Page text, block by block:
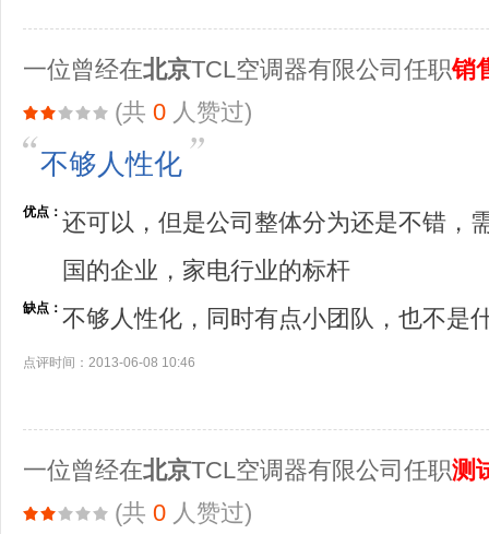
一位曾经在北京TCL空调器有限公司任职销
(共 0 人赞过)
不够人性化
优点： 还可以，但是公司整体分为还是不错，
国的企业，家电行业的标杆
缺点： 不够人性化，同时有点小团队，也不是
点评时间：2013-06-08 10:46
一位曾经在北京TCL空调器有限公司任职测
(共 0 人赞过)